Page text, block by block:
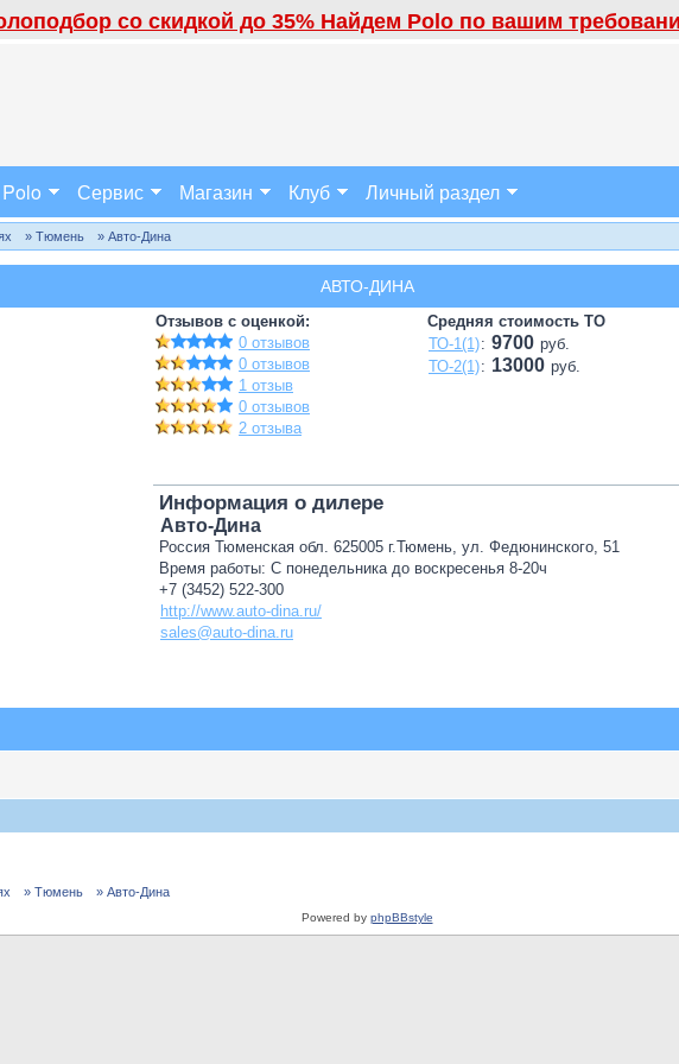
со скидкой до 35% Найдем Polo по вашим
Сервис Магазин Клуб Личный раздел
» Тюмень » Авто-Дина
АВТО-ДИНА
Отзывов с оценкой:
0 отзывов
0 отзывов
1 отзыв
0 отзывов
2 отзыва
Средняя стоимость ТО
ТО-1(1): 9700 руб.
ТО-2(1): 13000 руб.
Информация о дилере
Авто-Дина
Россия Тюменская обл. 625005 г.Тюмень, ул. Федюнинского, 51
Время работы: С понедельника до воскресенья 8-20ч
+7 (3452) 522-300
http://www.auto-dina.ru/
sales@auto-dina.ru
» Тюмень » Авто-Дина
Powered by phpBBstyle